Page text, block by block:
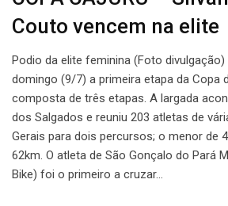
Couto vencem na elite
Podio da elite feminina (Foto
domingo (9/7) a primeira etapa da Copa
composta de três etapas. A largada
dos Salgados e reuniu 203 atletas de
Gerais para dois percursos; o menor de
62km. O atleta de São Gonçalo do Pará
Bike) foi o primeiro a cruzar…